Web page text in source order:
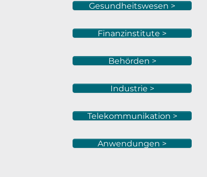
Gesundheitswesen >
Finanzinstitute >
Behörden >
Industrie >
Telekommunikation >
Anwendungen >